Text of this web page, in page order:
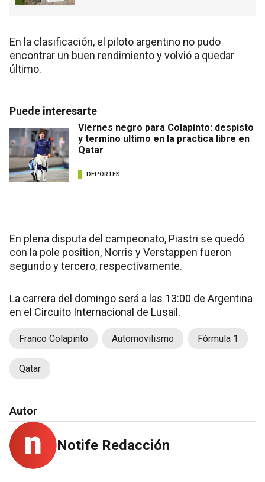
En la clasificación, el piloto argentino no pudo
encontrar un buen rendimiento y volvió a quedar
último.
Puede interesarte
Viernes negro para Colapinto: despisto
y termino ultimo en la practica libre en
Qatar
DEPORTES
En plena disputa del campeonato, Piastri se quedó
con la pole position, Norris y Verstappen fueron
segundo y tercero, respectivamente.
La carrera del domingo será a las 13:00 de Argentina
en el Circuito Internacional de Lusail.
Franco Colapinto Automovilismo Fórmula 1
Qatar
Autor
Notife Redacción